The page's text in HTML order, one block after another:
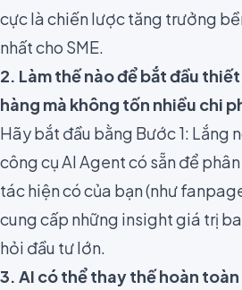
cực là chiến lược tăng trưởng
nhất cho SME.
2. Làm thế nào để bắt đầu
hàng mà không tốn nhiều chi
Hãy bắt đầu bằng Bước 1: Lắng
công cụ AI Agent có sẵn để
tác hiện có của bạn (như
cung cấp những insight giá trị
hỏi đầu tư lớn.
3. AI có thể thay thế hoàn